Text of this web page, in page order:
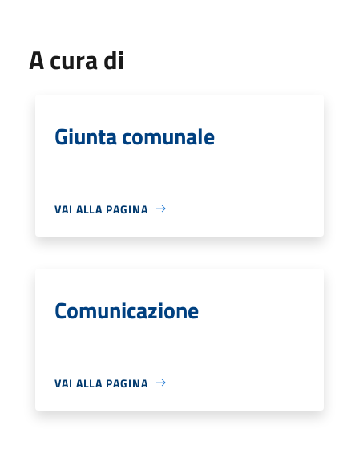
A cura di
Giunta comunale
VAI ALLA PAGINA
Comunicazione
VAI ALLA PAGINA